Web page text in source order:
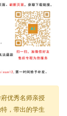
优秀名师亲授
，带出的学生